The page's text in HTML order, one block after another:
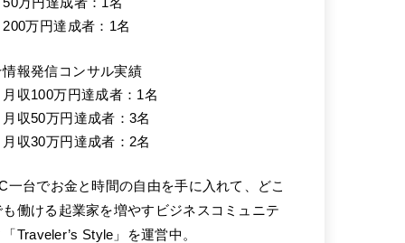
50万円達成者：1名
200万円達成者：1名
報発信コンサル実績
月収100万円達成者：1名
月収50万円達成者：3名
月収30万円達成者：2名
一台でお金と時間の自由を手に入れて、どこ
も働ける起業家を増やすビジネスコミュニテ
Traveler’s Style」を運営中。